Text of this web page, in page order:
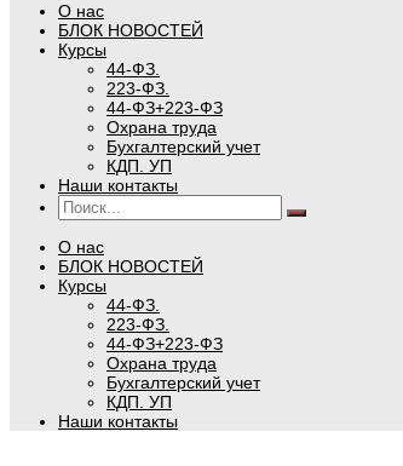
О нас
БЛОК НОВОСТЕЙ
Курсы
44-ФЗ.
223-ФЗ.
44-ФЗ+223-ФЗ
Охрана труда
Бухгалтерский учет
КДП. УП
Наши контакты
О нас
БЛОК НОВОСТЕЙ
Курсы
44-ФЗ.
223-ФЗ.
44-ФЗ+223-ФЗ
Охрана труда
Бухгалтерский учет
КДП. УП
Наши контакты